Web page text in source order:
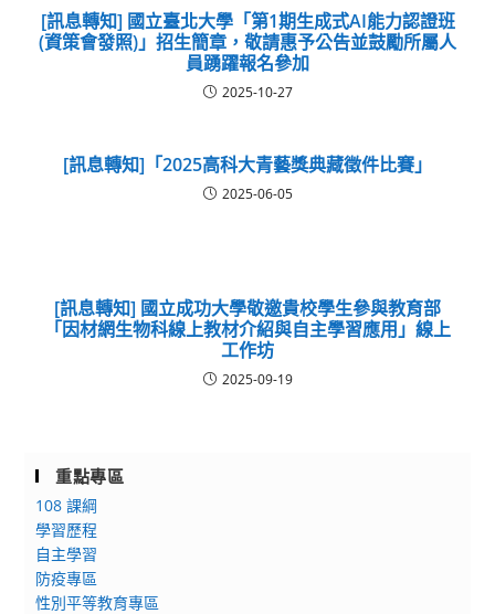
[訊息轉知] 國立臺北大學「第1期生成式AI能力認證班
(資策會發照)」招生簡章，敬請惠予公告並鼓勵所屬人
員踴躍報名參加
2025-10-27
[訊息轉知]「2025高科大青藝獎典藏徵件比賽」
2025-06-05
[訊息轉知] 國立成功大學敬邀貴校學生參與教育部
「因材網生物科線上教材介紹與自主學習應用」線上
工作坊
2025-09-19
重點專區
108 課綱
學習歷程
自主學習
防疫專區
性別平等教育專區